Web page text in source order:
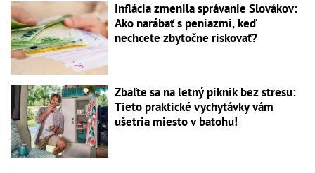
Inflácia zmenila správanie Slovákov:
Ako narábať s peniazmi, keď
nechcete zbytočne riskovať?
Zbaľte sa na letný piknik bez stresu:
Tieto praktické vychytávky vám
ušetria miesto v batohu!